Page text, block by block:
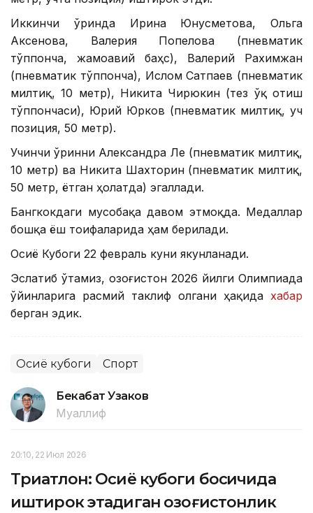
Иккинчи ўринда Ирина Юнусметова, Ольга
Аксенова, Валерия Попелова (пневматик
тўппонча, жамоавий баҳс), Валерий Рахимжан
(пневматик тўппонча), Ислом Сатпаев (пневматик
милтиқ, 10 метр), Никита Чирюкин (тез ўқ отиш
тўппончаси), Юрий Юрков (пневматик милтиқ, уч
позиция, 50 метр).
Учинчи ўринни Александра Ле (пневматик милтиқ,
10 метр) ва Никита Шахторин (пневматик милтиқ,
50 метр, ётган ҳолатда) эгаллади.
Бангкокдаги мусобақа давом этмоқда. Медаллар
бошқа ёш тоифаларида ҳам берилади.
Осиё Кубоги 22 февраль куни якунланади.
Эслатиб ўтамиз, Қозоғистон 2026 йилги Олимпиада
ўйинларига расмий таклиф олгани ҳақида хабар
берган эдик.
Осиё кубоги Спорт
Бекабат Узаков
Муаллиф
20:10, 22 Июл 2026
Триатлон: Осиё кубоги босқичида
иштирок этадиган қозоғистонлик